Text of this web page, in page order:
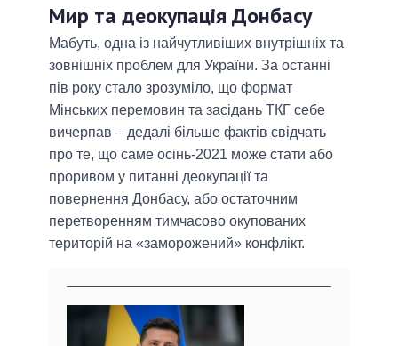
Мир та деокупація Донбасу
Мабуть, одна із найчутливіших внутрішніх та
зовнішніх проблем для України. За останні
пів року стало зрозуміло, що формат
Мінських перемовин та засідань ТКГ себе
вичерпав – дедалі більше фактів свідчать
про те, що саме осінь-2021 може стати або
проривом у питанні деокупації та
повернення Донбасу, або остаточним
перетворенням тимчасово окупованих
територій на «заморожений» конфлікт.